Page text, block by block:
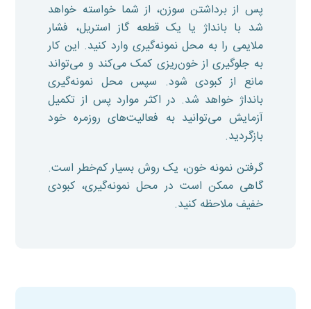
پس از برداشتن سوزن، از شما خواسته خواهد
شد با بانداژ یا یک قطعه گاز استریل، فشار
ملایمی را به محل نمونه‌گیری وارد کنید. این کار
به جلوگیری از خون‌ریزی کمک می‌کند و می‌تواند
مانع از کبودی شود. سپس محل نمونه‌گیری
بانداژ خواهد شد. در اکثر موارد پس از تکمیل
آزمایش می‌توانید به فعالیت‌های روزمره خود
بازگردید.
گرفتن نمونه خون، یک روش بسیار کم‌خطر است.
گاهی ممکن است در محل نمونه‌گیری، کبودی
خفیف ملاحظه کنید.